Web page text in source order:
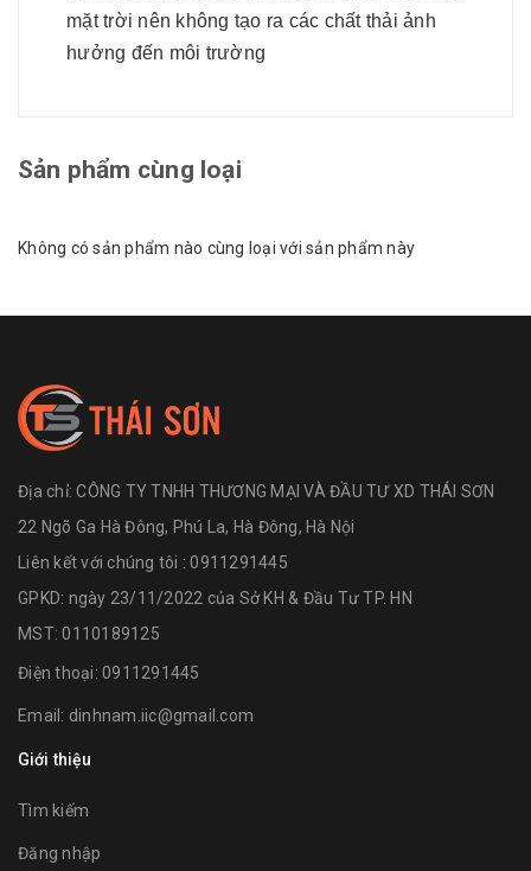
mặt trời nên không tạo ra các chất thải ảnh
hưởng đến môi trường
Sản phẩm cùng loại
Không có sản phẩm nào cùng loại với sản phẩm này
Địa chỉ:CÔNG TY TNHH THƯƠNG MẠI VÀ ĐẦU TƯ XD THÁI SƠN
22 Ngõ Ga Hà Đông, Phú La, Hà Đông, Hà Nội
Liên kết với chúng tôi : 0911291445
GPKD: ngày 23/11/2022 của Sở KH & Đầu Tư TP. HN
MST: 0110189125
Điện thoại: 0911291445
Email: dinhnam.iic@gmail.com
Giới thiệu
Tìm kiếm
Đăng nhập